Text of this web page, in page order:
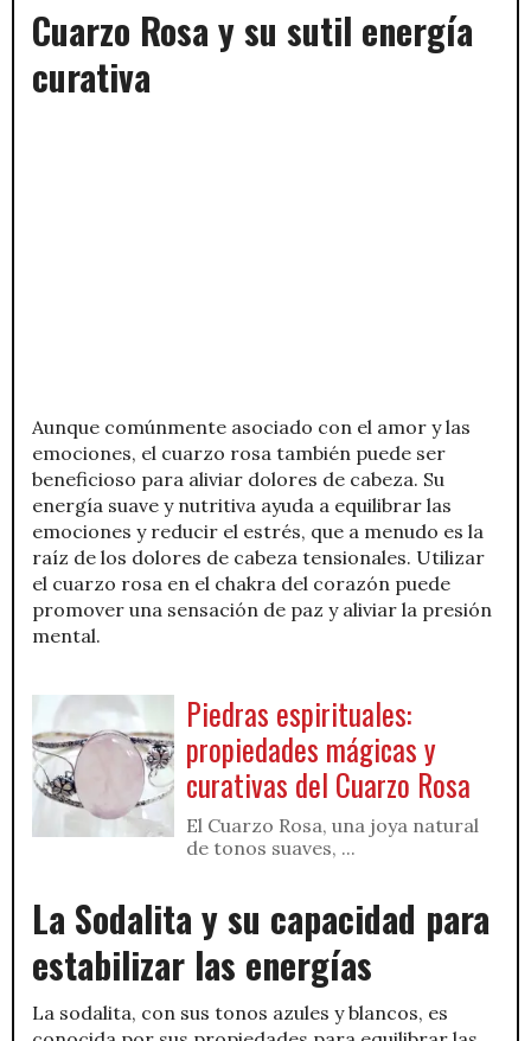
Cuarzo Rosa y su sutil energía
curativa
Aunque comúnmente asociado con el amor y las
emociones, el cuarzo rosa también puede ser
beneficioso para aliviar dolores de cabeza. Su
energía suave y nutritiva ayuda a equilibrar las
emociones y reducir el estrés, que a menudo es la
raíz de los dolores de cabeza tensionales. Utilizar
el cuarzo rosa en el chakra del corazón puede
promover una sensación de paz y aliviar la presión
mental.
Piedras espirituales:
propiedades mágicas y
curativas del Cuarzo Rosa
El Cuarzo Rosa, una joya natural
de tonos suaves, ...
La Sodalita y su capacidad para
estabilizar las energías
La sodalita, con sus tonos azules y blancos, es